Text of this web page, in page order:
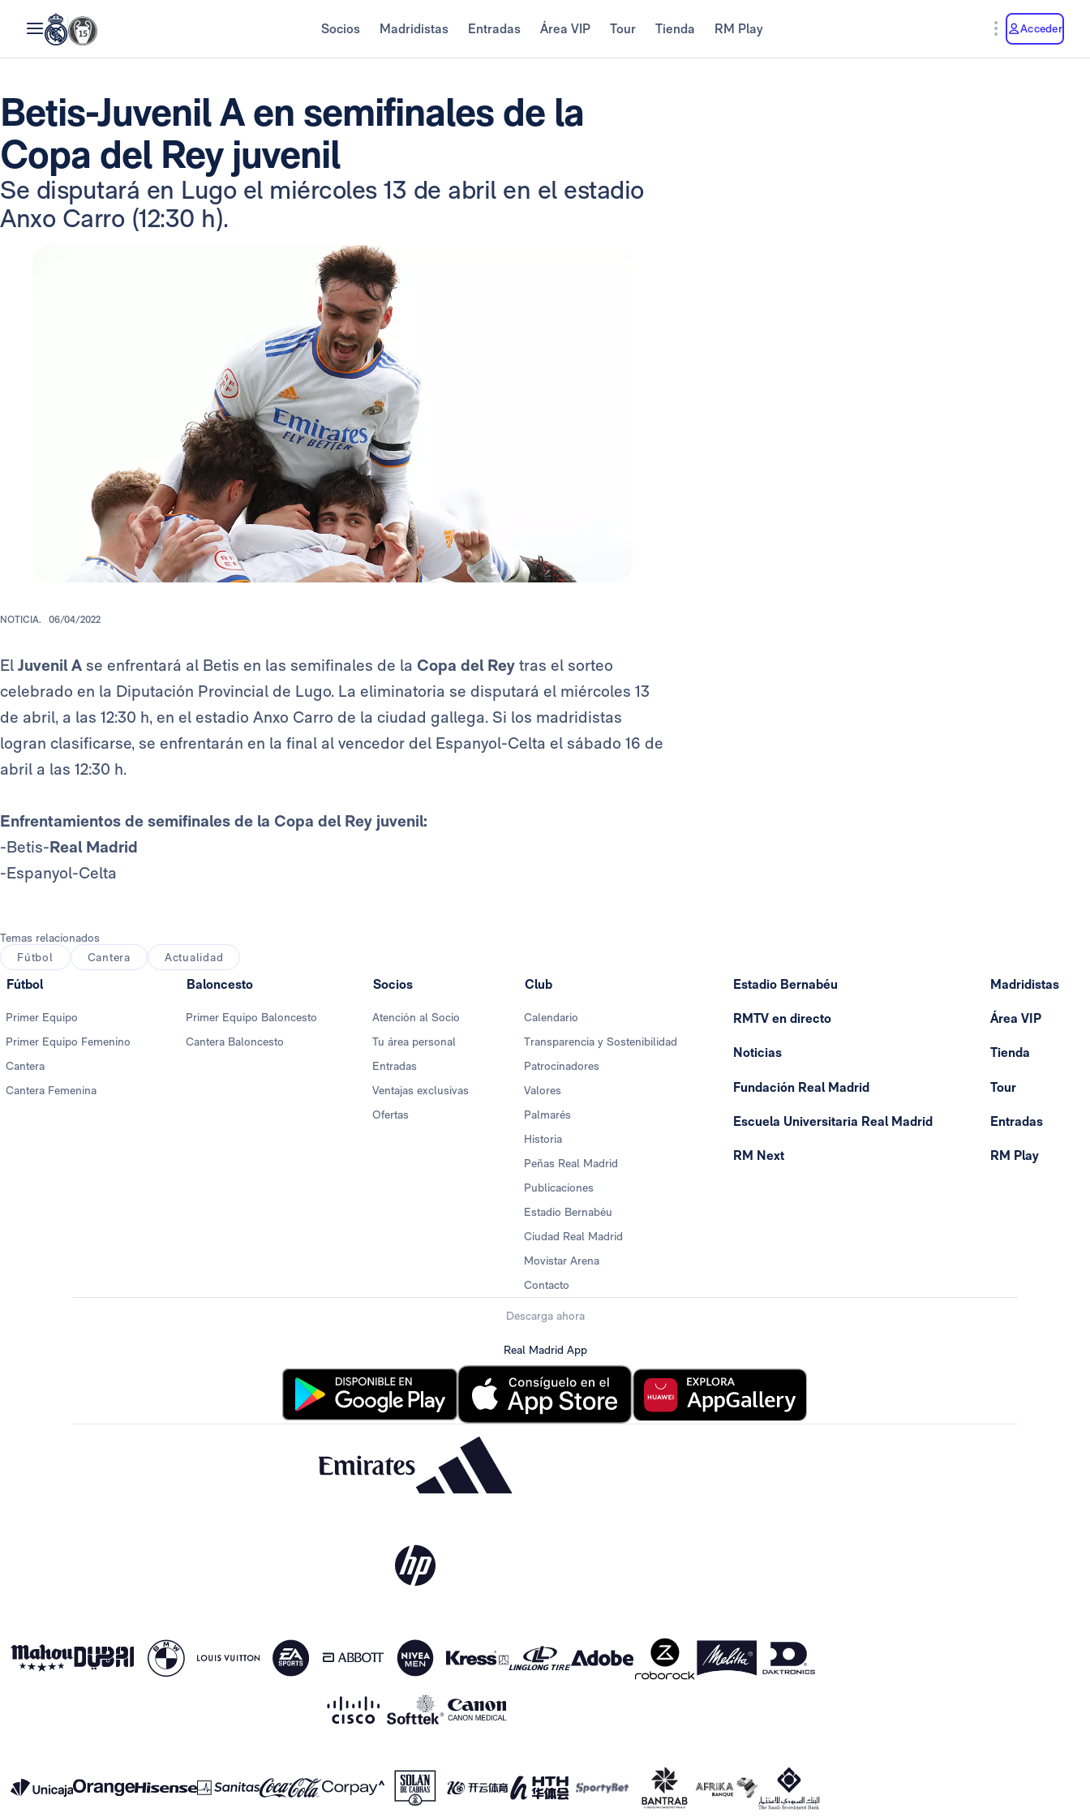
Socios Madridistas Entradas Área VIP Tour Tienda RM Play Acceder
Betis-Juvenil A en semifinales de la
Copa del Rey juvenil
Se disputará en Lugo el miércoles 13 de abril en el estadio
Anxo Carro (12:30 h).
NOTICIA. 06/04/2022
El Juvenil A se enfrentará al Betis en las semifinales de la Copa del Rey tras el sorteo
celebrado en la Diputación Provincial de Lugo. La eliminatoria se disputará el miércoles 13
de abril, a las 12:30 h, en el estadio Anxo Carro de la ciudad gallega. Si los madridistas
logran clasificarse, se enfrentarán en la final al vencedor del Espanyol-Celta el sábado 16 de
abril a las 12:30 h.
Enfrentamientos de semifinales de la Copa del Rey juvenil:
-Betis-Real Madrid
-Espanyol-Celta
Temas relacionados
Fútbol
Cantera Actualidad
Fútbol
Primer Equipo
Primer Equipo Femenino
Cantera
Cantera Femenina
Baloncesto
Primer Equipo Baloncesto
Cantera Baloncesto
Socios
Atención al Socio
Tu área personal
Entradas
Ventajas exclusivas
Ofertas
Club
Calendario
Transparencia y Sostenibilidad
Patrocinadores
Valores
Palmarés
Historia
Peñas Real Madrid
Publicaciones
Estadio Bernabéu
Ciudad Real Madrid
Movistar Arena
Contacto
Estadio Bernabéu
RMTV en directo
Noticias
Fundación Real Madrid
Escuela Universitaria Real Madrid
RM Next
Madridistas
Área VIP
Tienda
Tour
Entradas
RM Play
Descarga ahora
Real Madrid App